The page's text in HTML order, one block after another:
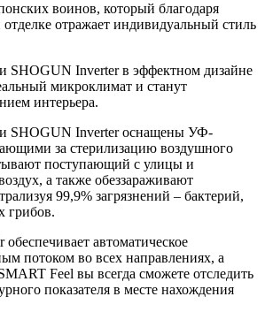
воинов, который благодаря
отражает индивидуальный стиль
SHOGUN Inverter в эффектном дизайне
микроклимат и станут
интерьера.
SHOGUN Inverter оснащены УФ-
за стерилизацию воздушного
поступающий с улицы и
а также обеззараживают
99,9% загрязнений – бактерий,
грибов.
автоматическое
потоком во всех направлениях, а
Feel вы всегда сможете отследить
показателя в месте нахождения